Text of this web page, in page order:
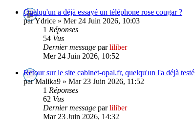
Quelqu'un a déjà essayé un téléphone rose cougar ?
par Ydrice » Mer 24 Juin 2026, 10:03
1 Réponses
54 Vus
Dernier message parliliber
Mer 24 Juin 2026, 10:52
Retour sur le site cabinet-opal.fr, quelqu'un l'a déjà testé
par Malika9 » Mar 23 Juin 2026, 11:52
1 Réponses
62 Vus
Dernier message parliliber
Mar 23 Juin 2026, 14:32